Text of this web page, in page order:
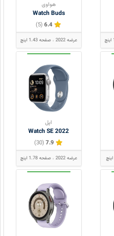
هواوی
Watch Buds
6.4
(5)
عرضه 2022 صفحه 1.43 اینچ
اپل
Watch SE 2022
7.9
(30)
عرضه 2022 صفحه 1.78 اینچ